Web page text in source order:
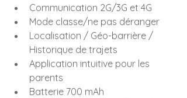
Communication 2G/3G et 4G
Mode classe/ne pas déranger
Localisation / Géo-barrière /
Historique de trajets
Application intuitive pour les
parents
Batterie 700 mAh